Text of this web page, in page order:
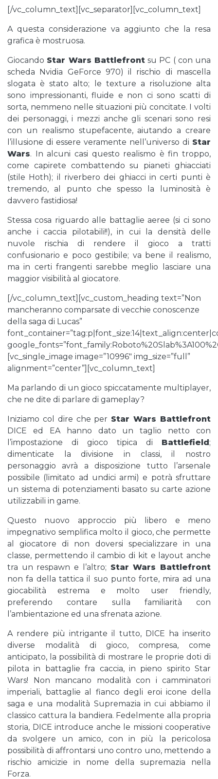
[/vc_column_text][vc_separator][vc_column_text]
A questa considerazione va aggiunto che la resa
grafica è mostruosa.
Giocando Star Wars Battlefrontsu PC ( con una
scheda Nvidia GeForce 970) il rischio di mascella
slogata è stato alto; le texture a risoluzione alta
sono impressionanti, fluide e non ci sono scatti di
sorta, nemmeno nelle situazioni più concitate. I volti
dei personaggi, i mezzi anche gli scenari sono resi
con un realismo stupefacente, aiutando a creare
l’illusione di essere veramente nell’universo di Star
Wars. In alcuni casi questo realismo è fin troppo,
come capirete combattendo su pianeti ghiacciati
(stile Hoth); il riverbero dei ghiacci in certi punti è
tremendo, al punto che spesso la luminosità è
davvero fastidiosa!
Stessa cosa riguardo alle battaglie aeree (si ci sono
anche i caccia pilotabili!!), in cui la densità delle
nuvole rischia di rendere il gioco a tratti
confusionario e poco gestibile; va bene il realismo,
ma in certi frangenti sarebbe meglio lasciare una
maggior visibilità al giocatore.
[/vc_column_text][vc_custom_heading text=”Non
mancheranno comparsate di vecchie conoscenze
della saga di Lucas”
[vc_single_image image=”10996″ img_size=”full”
alignment=”center”][vc_column_text]
Ma parlando di un gioco spiccatamente multiplayer,
che ne dite di parlare di gameplay?
Iniziamo col dire che per Star Wars Battlefront
DICE ed EA hanno dato un taglio netto con
l’impostazione di gioco tipica di Battlefield;
dimenticate la divisione in classi, il nostro
personaggio avrà a disposizione tutto l’arsenale
possibile (limitato ad undici armi) e potrà sfruttare
un sistema di potenziamenti basato su carte azione
utilizzabili in game.
Questo nuovo approccio più libero e meno
impegnativo semplifica molto il gioco, che permette
al giocatore di non doversi specializzare in una
classe, permettendo il cambio di kit e layout anche
tra un respawn e l’altro; Star Wars Battlefront
non fa della tattica il suo punto forte, mira ad una
giocabilità estrema e molto user friendly,
preferendo contare sulla familiarità con
l’ambientazione ed una sfrenata azione.
A rendere più intrigante il tutto, DICE ha inserito
diverse modalità di gioco, compresa, come
anticipato, la possibilità di mostrare le proprie doti di
pilota in battaglie fra caccia, in pieno spirito Star
Wars! Non mancano modalità con i camminatori
imperiali, battaglie al fianco degli eroi icone della
saga e una modalità Supremazia in cui abbiamo il
classico cattura la bandiera. Fedelmente alla propria
storia, DICE introduce anche le missioni cooperative
da svolgere un amico, con in più la pericolosa
possibilità di affrontarsi uno contro uno, mettendo a
rischio amicizie in nome della supremazia nella
Forza.